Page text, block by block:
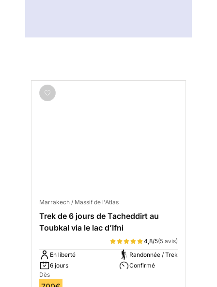
Marrakech / Massif de l'Atlas
Trek de 6 jours de Tacheddirt au
Toubkal via le lac d’Ifni
4,8/5(5 avis)
En liberté
6 jours
Randonnée / Trek
Confirmé
Dès